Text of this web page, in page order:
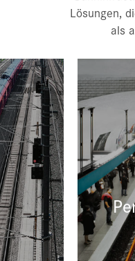
Lösungen,
als